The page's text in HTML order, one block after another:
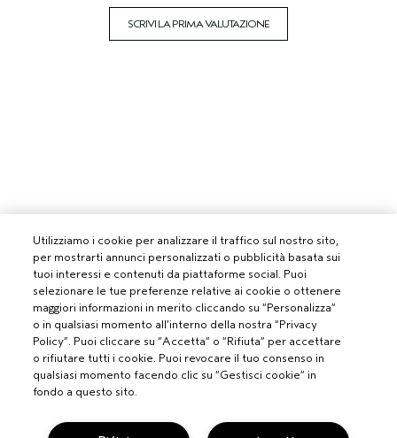
SCRIVI LA PRIMA VALUTAZIONE
Utilizziamo i cookie per analizzare il traffico sul nostro sito,
per mostrarti annunci personalizzati o pubblicità basata sui
tuoi interessi e contenuti da piattaforme social. Puoi
selezionare le tue preferenze relative ai cookie o ottenere
maggiori informazioni in merito cliccando su “Personalizza”
o in qualsiasi momento all’interno della nostra “Privacy
Policy”. Puoi cliccare su “Accetta” o “Rifiuta” per accettare
o rifiutare tutti i cookie. Puoi revocare il tuo consenso in
qualsiasi momento facendo clic su “Gestisci cookie” in
fondo a questo sito.